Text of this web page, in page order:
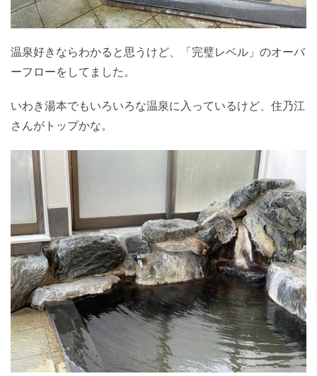
温泉好きならわかると思うけど、「完璧レベル」のオーバ
ーフローをしてました。
いわき湯本でもいろいろな温泉に入っているけど、住乃江
さんがトップかな。